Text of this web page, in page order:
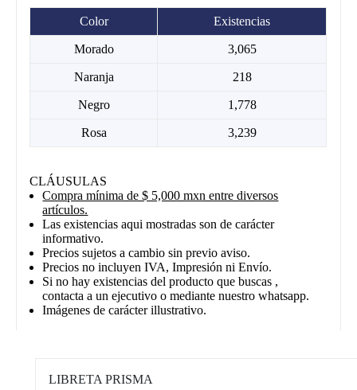
Color Existencias
Morado 3,065
Naranja 218
Negro 1,778
Rosa 3,239
CLÁUSULAS
Compra mínima de $ 5,000 mxn entre diversos
artículos.
Las existencias aqui mostradas son de carácter
informativo.
Precios sujetos a cambio sin previo aviso.
Precios no incluyen IVA, Impresión ni Envío.
Si no hay existencias del producto que buscas ,
contacta a un ejecutivo o mediante nuestro whatsapp.
Imágenes de carácter illustrativo.
LIBRETA PRISMA